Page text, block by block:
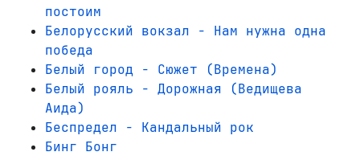
постоим
Белорусский вокзал - Нам нужна одна
победа
Белый город - Сюжет (Времена)
Белый рояль - Дорожная (Ведищева
Аида)
Беспредел - Кандальный рок
Бинг Бонг